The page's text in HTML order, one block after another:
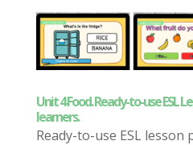
Unit 4 Food. Ready-to-use ESL
learners.
Ready-to-use ESL